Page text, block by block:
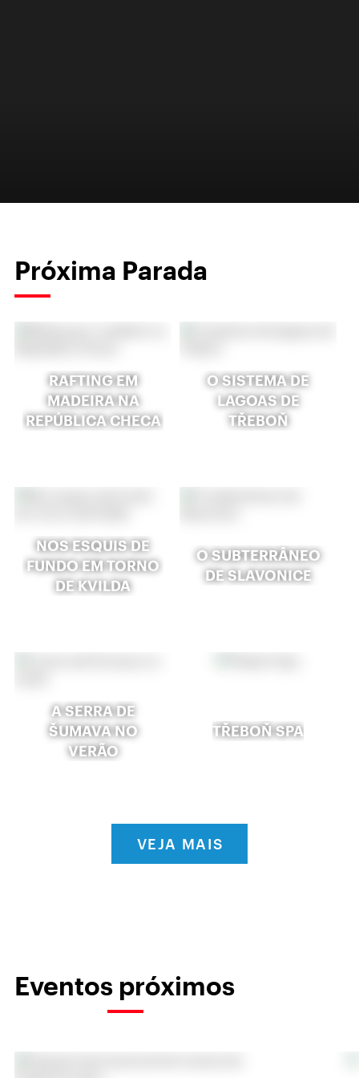
Próxima Parada
RAFTING EM
MADEIRA NA
REPÚBLICA CHECA
O SISTEMA DE
LAGOAS DE
TŘEBOŇ
NOS ESQUIS DE
FUNDO EM TORNO
DE KVILDA
O SUBTERRÂNEO
DE SLAVONICE
A SERRA DE
ŠUMAVA NO
VERÃO
TŘEBOŇ SPA
VEJA MAIS
Eventos próximos